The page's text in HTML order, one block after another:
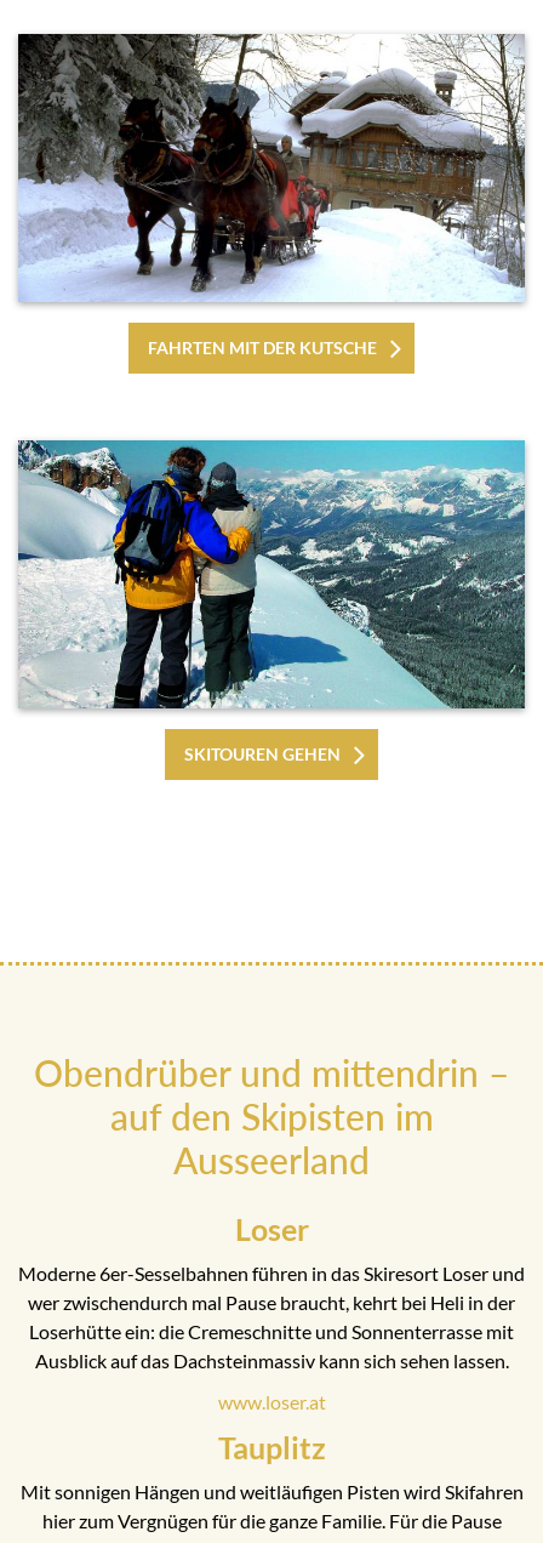
FAHRTEN MIT DER KUTSCHE
SKITOUREN GEHEN
Obendrüber und mittendrin –
auf den Skipisten im
Ausseerland
Loser
Moderne 6er-Sesselbahnen führen in das Skiresort Loser und
wer zwischendurch mal Pause braucht, kehrt bei Heli in der
Loserhütte ein: die Cremeschnitte und Sonnenterrasse mit
Ausblick auf das Dachsteinmassiv kann sich sehen lassen.
www.loser.at
Tauplitz
Mit sonnigen Hängen und weitläufigen Pisten wird Skifahren
hier zum Vergnügen für die ganze Familie. Für die Pause